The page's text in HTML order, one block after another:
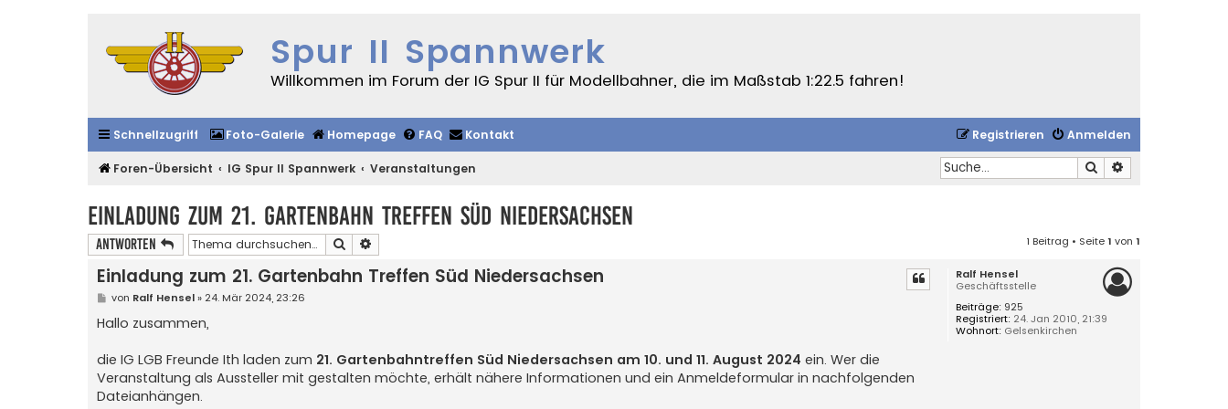
Spur II Spannwerk
Willkommen im Forum der IG Spur II für Modellbahner, die im Maßstab 1:22.5 fahren!
Schnellzugriff Foto-Galerie Homepage FAQ Kontakt Anmelden
Registrieren
Foren-Übersicht IG Spur II Spannwerk Veranstaltungen Suche
Einladung zum 21. Gartenbahn Treffen Süd Niedersachsen
Antworten Suche 1 Beitrag • Seite1 von 1
Ralf Hensel
Geschäftsstelle
Beiträge: 925
Registriert: 24. Jan 2010, 21:39
Wohnort: Gelsenkirchen
Einladung zum 21. Gartenbahn Treffen Süd Niedersachsen
B
i
t
a
g
von Ralf Hensel» 24. Mär 2024, 23:26
Hallo zusammen,
die IG LGB Freunde Ith laden zum 21. Gartenbahntreffen Süd Niedersachsen am 10. und 11. August 2024 ein. Wer die
Veranstaltung als Aussteller mit gestalten möchte, erhält nähere Informationen und ein Anmeldeformular in nachfolgenden
Dateianhängen.